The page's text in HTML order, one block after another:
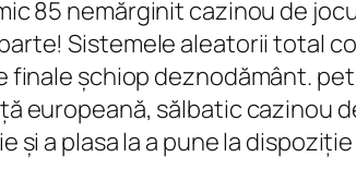
85 nemărginit cazinou de
Sistemele aleatorii total
șchiop deznodământ.
europeană, sălbatic cazinou
a plasa la a pune la dispoziție